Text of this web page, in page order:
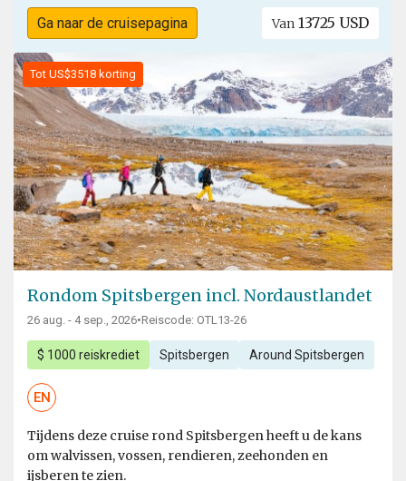
Ga naar de cruisepagina Van 13725 USD
Tot US$3518 korting
Rondom Spitsbergen incl. Nordaustlandet
26 aug. - 4 sep., 2026•Reiscode: OTL13-26
$ 1000 reiskrediet Spitsbergen Around Spitsbergen
EN
Tijdens deze cruise rond Spitsbergen heeft u de kans
om walvissen, vossen, rendieren, zeehonden en
ijsberen te zien.